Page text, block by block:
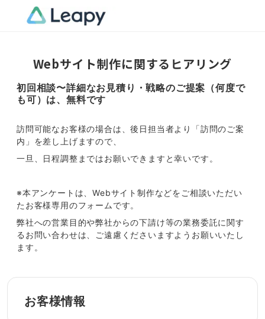
Webサイト制作に関するヒアリング
初回相談〜詳細なお見積り・戦略のご提案（何度で
も可）は、無料です
訪問可能なお客様の場合は、後日担当者より「訪問のご案
内」を差し上げますので、
一旦、日程調整まではお願いできますと幸いです。
※本アンケートは、Webサイト制作などをご相談いただい
たお客様専用のフォームです。
弊社への営業目的や弊社からの下請け等の業務委託に関す
るお問い合わせは、ご遠慮くださいますようお願いいたし
ます。
お客様情報